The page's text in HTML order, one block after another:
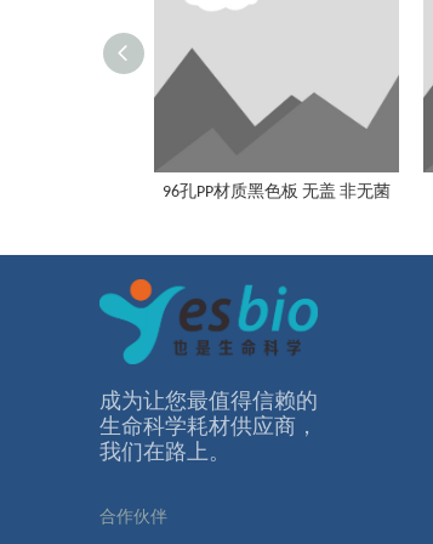
96孔PP材质黑色板 无盖 非无菌
成为让您最值得信赖的
⽣命科学耗材供应商，
我们在路上。
合作伙伴